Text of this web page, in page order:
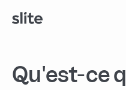
Qu'est-ce